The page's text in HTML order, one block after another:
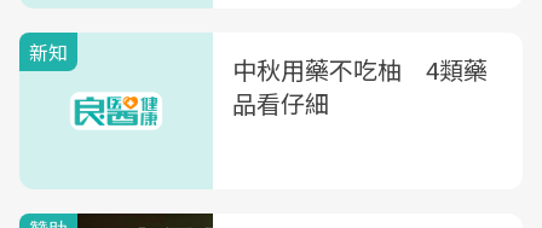
新知
中秋用藥不吃柚 4類藥
品看仔細